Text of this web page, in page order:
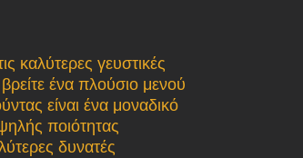
καλύτερες γευστικές
ένα πλούσιο μενού
είναι ένα μοναδικό
ποιότητας
δυνατές